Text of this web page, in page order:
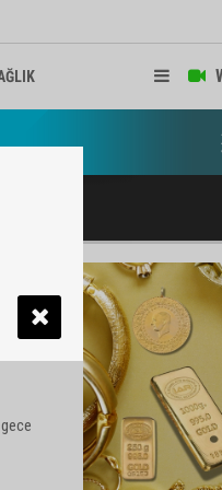
Esnafının Sesi Ankara